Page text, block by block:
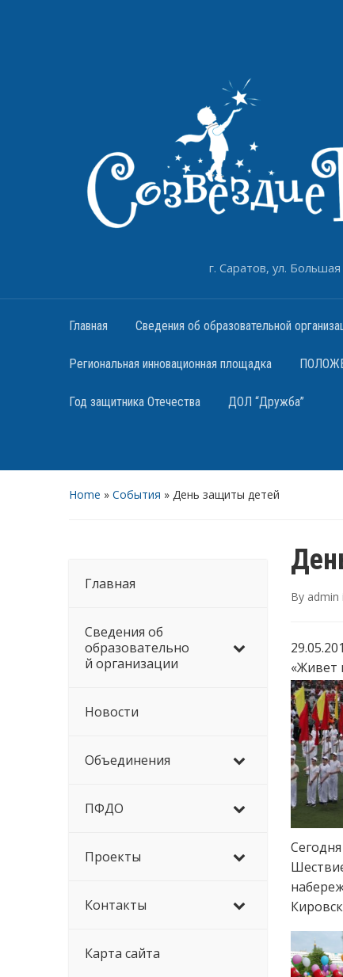
г. Саратов, ул.
Главная Сведения об образовательной
Региональная инновационная площадка
Год защитника Отечества ДОЛ “Дружба”
Home » События » День защиты детей
Главная
Сведения об
образовательно
й организации
Новости
Объединения
ПФДО
Проекты
Контакты
Карта сайта
By admin
«Живет